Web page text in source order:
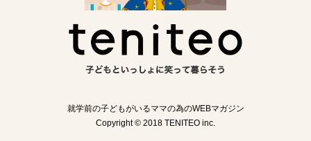
就学前の子どもがいるママの為のWEBマガジン
Copyright © 2018 TENITEO inc.